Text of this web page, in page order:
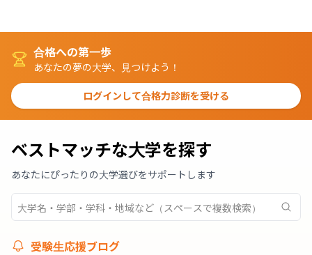
合格への第一歩
あなたの夢の大学、見つけよう！
ログインして合格力診断を受ける
ベストマッチな大学を探す
あなたにぴったりの大学選びをサポートします
受験生応援ブログ